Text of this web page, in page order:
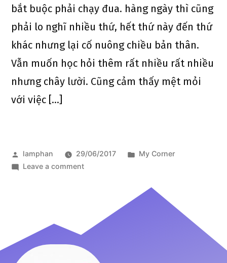
bắt buộc phải chạy đua. hàng ngày thì cũng
phải lo nghĩ nhiều thứ, hết thứ này đến thứ
khác nhưng lại cố nuông chiều bản thân.
Vẫn muốn học hỏi thêm rất nhiều rất nhiều
nhưng chây lười. Cũng cảm thấy mệt mỏi
với việc […]
lamphan 29/06/2017
My Corner
Leave a comment